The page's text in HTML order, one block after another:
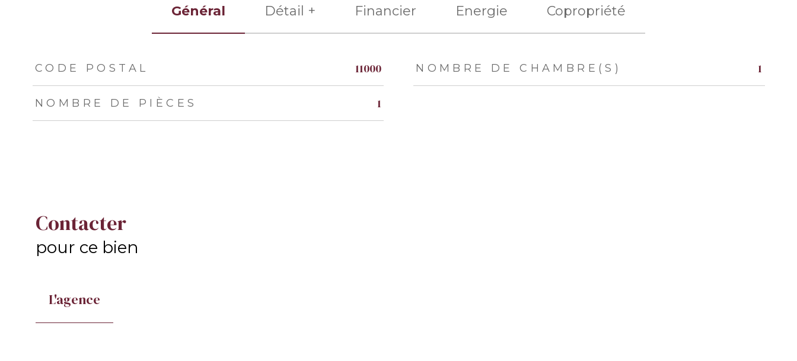
Général Détail + Financier Energie Copropriété
TRAD_ZEPHYR_Caracteristique
CODE POSTAL 11000 NOMBRE DE CHAMBRE(S) 1
NOMBRE DE PIÈCES 1
Contacter
pour ce bien
L'agence